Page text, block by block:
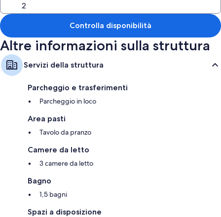
Questa unità è adatta a persone in grado di gestire le scale e non è
consigliata per anziani o persone con limitazioni fisiche.
Controlla disponibilità
Altre informazioni sulla struttura
Servizi della struttura
Parcheggio e trasferimenti
Parcheggio in loco
Area pasti
Tavolo da pranzo
Camere da letto
3 camere da letto
Bagno
1,5 bagni
Spazi a disposizione